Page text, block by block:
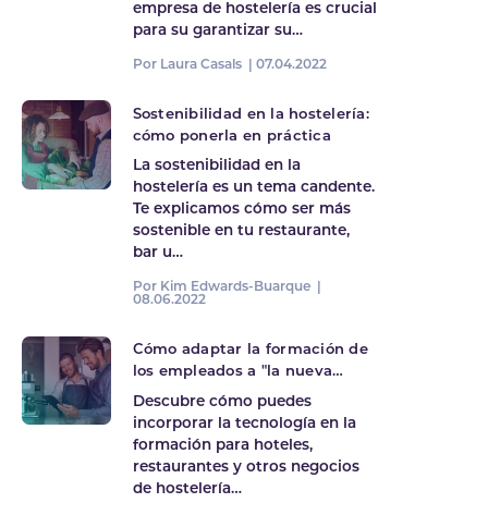
empresa de hostelería es crucial
para su garantizar su…
Por Laura Casals | 07.04.2022
Sostenibilidad en la hostelería:
cómo ponerla en práctica
La sostenibilidad en la
hostelería es un tema candente.
Te explicamos cómo ser más
sostenible en tu restaurante,
bar u…
Por Kim Edwards-Buarque |
08.06.2022
Cómo adaptar la formación de
los empleados a "la nueva
hostelería"
Descubre cómo puedes
incorporar la tecnología en la
formación para hoteles,
restaurantes y otros negocios
de hostelería…